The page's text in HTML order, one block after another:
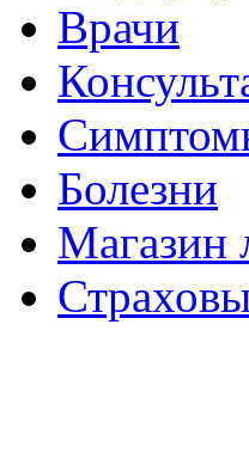
Врачи
Болезни
Магазин